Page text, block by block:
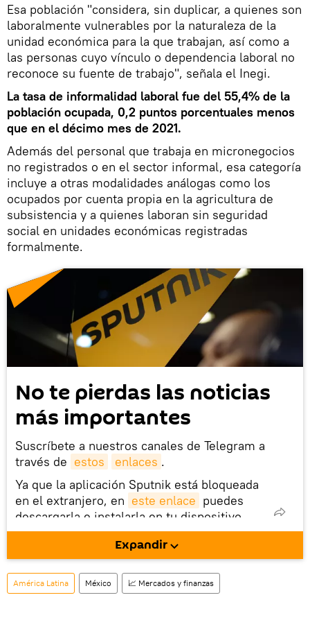
Esa población "considera, sin duplicar, a quienes son
laboralmente vulnerables por la naturaleza de la
unidad económica para la que trabajan, así como a
las personas cuyo vínculo o dependencia laboral no
reconoce su fuente de trabajo", señala el Inegi.
La tasa de informalidad laboral fue del 55,4% de la
población ocupada, 0,2 puntos porcentuales menos
que en el décimo mes de 2021.
Además del personal que trabaja en micronegocios
no registrados o en el sector informal, esa categoría
incluye a otras modalidades análogas como los
ocupados por cuenta propia en la agricultura de
subsistencia y a quienes laboran sin seguridad
social en unidades económicas registradas
formalmente.
No te pierdas las noticias
más importantes
Suscríbete a nuestros canales de Telegram a
través de estos enlaces .
Ya que la aplicación Sputnik está bloqueada
en el extranjero, en este enlace puedes
descargarla e instalarla en tu dispositivo
móvil (¡solo para Android!).
También tenemos una cuenta en la red
social rusa VK .
Expandir
América Latina México 📈 Mercados y finanzas